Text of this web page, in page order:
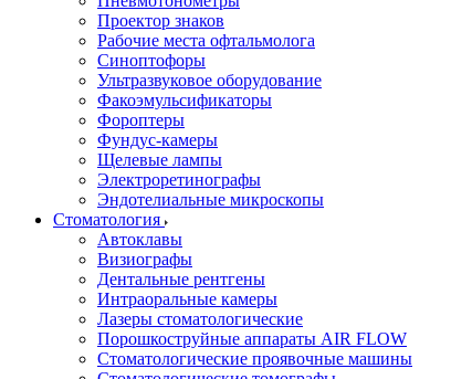
Проектор знаков
Рабочие места офтальмолога
Синоптофоры
Ультразвуковое оборудование
Факоэмульсификаторы
Фороптеры
Фундус-камеры
Щелевые лампы
Электроретинографы
Эндотелиальные микроскопы
Стоматология
Автоклавы
Визиографы
Дентальные рентгены
Интраоральные камеры
Лазеры стоматологические
Порошкоструйные аппараты AIR FLOW
Стоматологические проявочные машины